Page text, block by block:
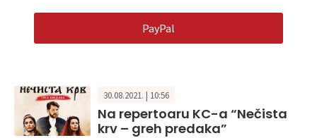
PayPal
30.08.2021. | 10:56
Na repertoaru KC-a “Nečista
krv – greh predaka”